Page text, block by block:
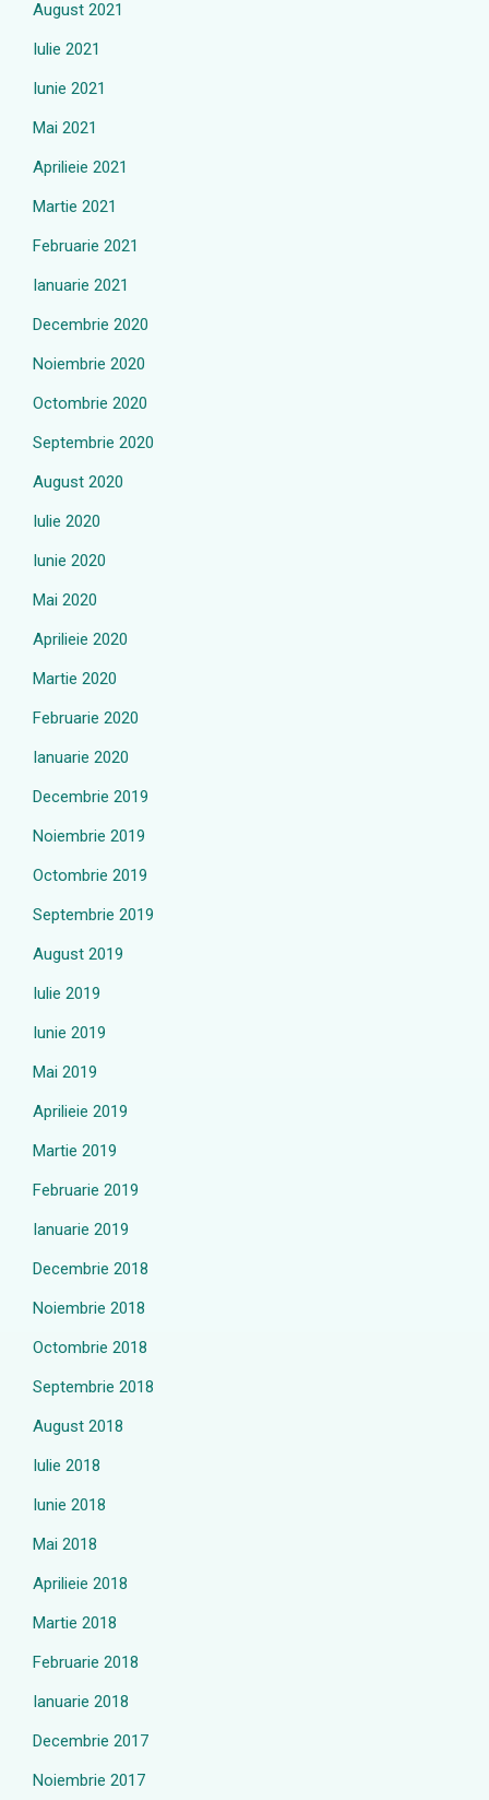
August 2021
Iulie 2021
Iunie 2021
Mai 2021
Aprilieie 2021
Martie 2021
Februarie 2021
Ianuarie 2021
Decembrie 2020
Noiembrie 2020
Octombrie 2020
Septembrie 2020
August 2020
Iulie 2020
Iunie 2020
Mai 2020
Aprilieie 2020
Martie 2020
Februarie 2020
Ianuarie 2020
Decembrie 2019
Noiembrie 2019
Octombrie 2019
Septembrie 2019
August 2019
Iulie 2019
Iunie 2019
Mai 2019
Aprilieie 2019
Martie 2019
Februarie 2019
Ianuarie 2019
Decembrie 2018
Noiembrie 2018
Octombrie 2018
Septembrie 2018
August 2018
Iulie 2018
Iunie 2018
Mai 2018
Aprilieie 2018
Martie 2018
Februarie 2018
Ianuarie 2018
Decembrie 2017
Noiembrie 2017